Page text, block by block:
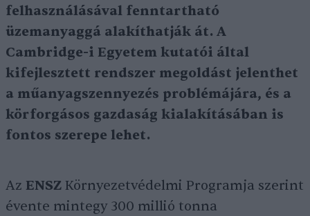
felhasználásával fenntartható
üzemanyaggá alakíthatják át. A
Cambridge-i Egyetem kutatói által
kifejlesztett rendszer megoldást jelenthet
a műanyagszennyezés problémájára, és a
körforgásos gazdaság kialakításában is
fontos szerepe lehet.
Az ENSZ Környezetvédelmi Programja szerint
évente mintegy 300 millió tonna